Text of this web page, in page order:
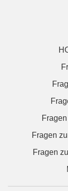
Fragen
Fragen